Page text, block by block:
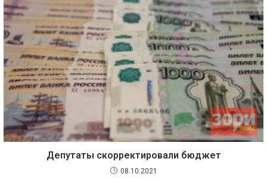
Депутаты скорректировали бюджет
08.10.2021